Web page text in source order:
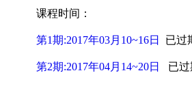
课程时间：
第1期:2017年03月10~16日 已过
第2期:2017年04月14~20日 已过